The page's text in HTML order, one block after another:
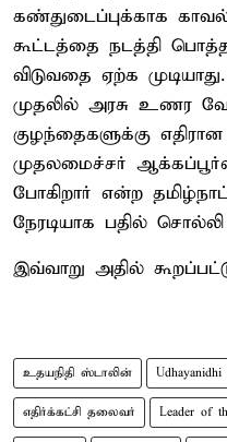
கண்துடைப்புக்காக
கூட்டத்தை நடத்தி
விடுவதை ஏற்க
முதலில் அரசு உணர
குழந்தைகளுக்கு
முதலமைச்சர்
போகிறார் என்ற
நேரடியாக பதில்
இவ்வாறு அதில்
உதயநிதி ஸ்டாலின் Udhayanidhi
எதிர்க்கட்சி தலைவர் Leader of